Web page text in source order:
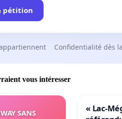
pétition
Confidentialité dès
vous intéresser
SANS
« Lac-